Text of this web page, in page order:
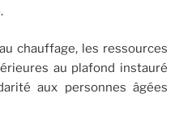
chauffage, les ressources
au plafond instauré
aux personnes âgées